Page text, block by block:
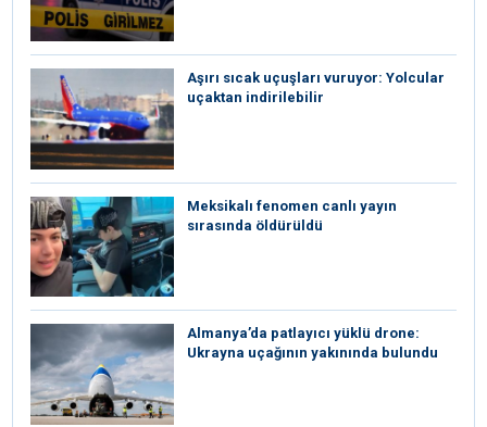
Aşırı sıcak uçuşları vuruyor: Yolcular
uçaktan indirilebilir
Meksikalı fenomen canlı yayın
sırasında öldürüldü
Almanya’da patlayıcı yüklü drone:
Ukrayna uçağının yakınında bulundu